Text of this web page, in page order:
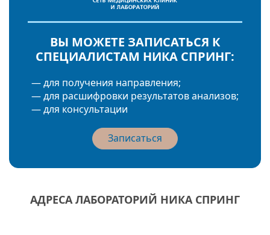
ВЫ МОЖЕТЕ ЗАПИСАТЬСЯ К
СПЕЦИАЛИСТАМ НИКА СПРИНГ:
— для получения направления;
— для расшифровки результатов анализов;
— для консультации
Записаться
АДРЕСА ЛАБОРАТОРИЙ НИКА СПРИНГ